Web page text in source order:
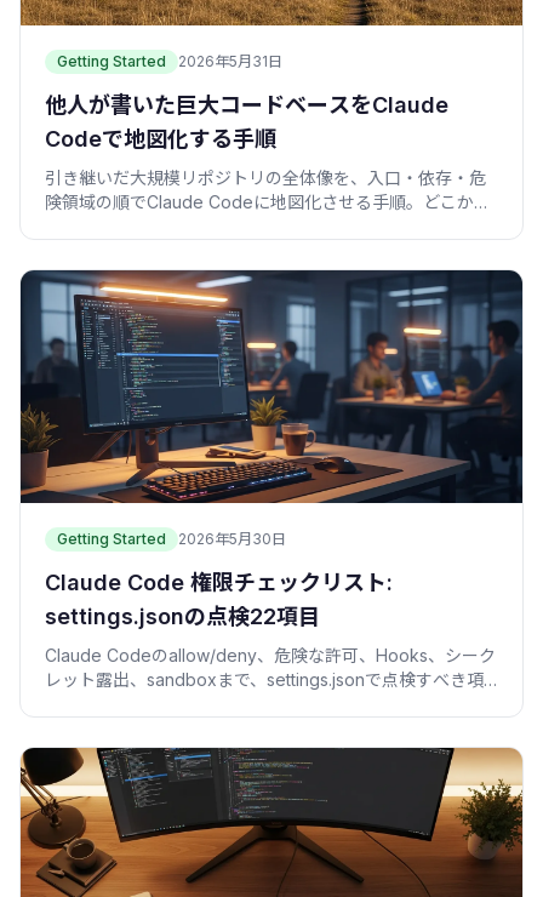
Getting Started 2026年5月31日
他人が書いた巨大コードベースをClaude
Codeで地図化する手順
引き継いだ大規模リポジトリの全体像を、入口・依存・危
険領域の順でClaude Codeに地図化させる手順。どこから
Getting Started 2026年5月30日
Claude Code 権限チェックリスト:
settings.jsonの点検22項目
Claude Codeのallow/deny、危険な許可、Hooks、シーク
レット露出、sandboxまで、settings.jsonで点検すべき項